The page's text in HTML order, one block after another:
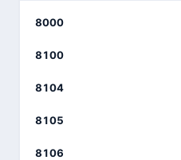
8000
8100
8104
8105
8106